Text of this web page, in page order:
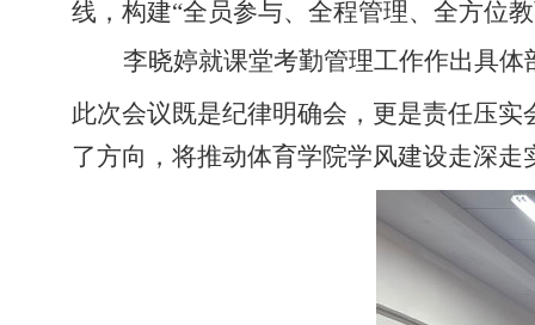
线，构建“全员参与、全程管理、全方位
李晓婷就课堂考勤管理工作作出具
此次会议既是纪律明确会，更是责任压
了方向，将推动体育学院学风建设走深